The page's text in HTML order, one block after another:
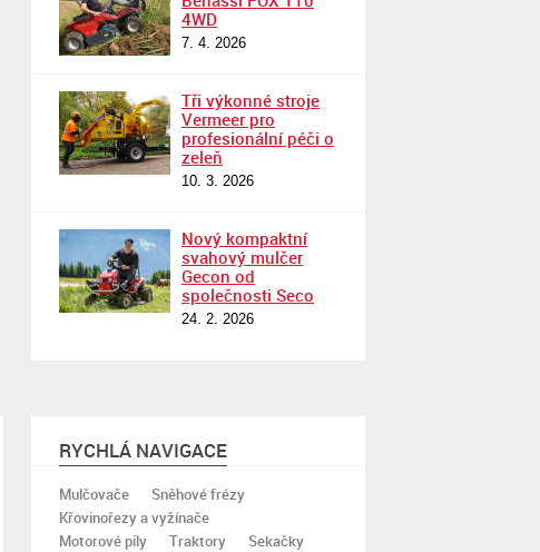
4WD
7. 4. 2026
Tři výkonné stroje
Vermeer pro
profesionální péči o
zeleň
10. 3. 2026
Nový kompaktní
svahový mulčer
Gecon od
společnosti Seco
24. 2. 2026
RYCHLÁ NAVIGACE
Mulčovače
Sněhové frézy
Křovinořezy a vyžínače
Motorové pily
Traktory Sekačky